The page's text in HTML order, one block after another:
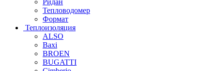
Тепловодомер
Формат
Теплоизоляция
ALSO
Baxi
BROEN
BUGATTI